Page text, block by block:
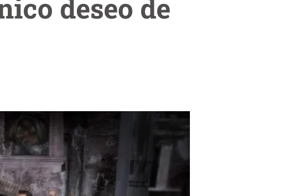
deseo de